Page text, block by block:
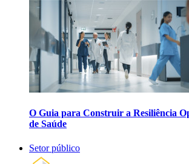
O Guia para Construir a Resiliência
de Saúde
Setor público